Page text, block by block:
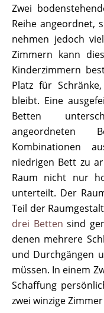
Zwei
Reihe angeordnet,
nehmen jedoch
Zimmern kann
Kinderzimmern
Platz für
bleibt. Eine
Betten
angeordneten
Kombinationen
niedrigen Bett zu
Raum nicht nur
unterteilt. Der
Teil der
drei Betten sind
denen mehrere
und Durchgängen
müssen. In einem
Schaffung
zwei winzige